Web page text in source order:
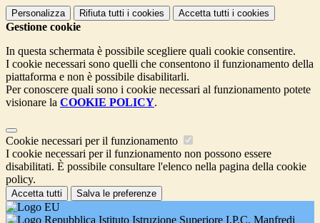
Personalizza Rifiuta tutti i cookies Accetta tutti i cookies
Gestione cookie
In questa schermata è possibile scegliere quali cookie consentire.
I cookie necessari sono quelli che consentono il funzionamento della
piattaforma e non è possibile disabilitarli.
Per conoscere quali sono i cookie necessari al funzionamento potete
visionare la COOKIE POLICY.
Cookie necessari per il funzionamento
I cookie necessari per il funzionamento non possono essere
disabilitati. È possibile consultare l'elenco nella pagina della cookie
policy.
Accetta tutti Salva le preferenze
Istituto Istruzione Superiore I.P.C. Manfredi